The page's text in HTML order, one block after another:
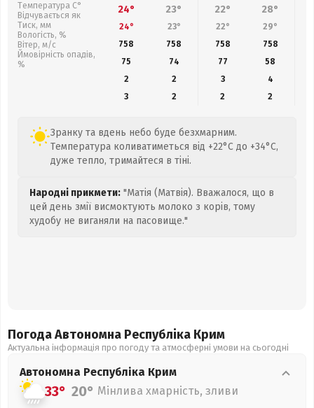
Температура С°
Відчувається як
Тиск, мм
Вологість, %
Вітер, м/с
Ймовірність опадів,
%
24° 23° 22° 28°
24° 23° 22° 29°
758
758 758 758
75
74 77 58
2
2 3
4
3
2 2 2
Зранку та вдень небо буде безхмарним.
Температура коливатиметься від +22°C до +34°C,
дуже тепло, тримайтеся в тіні.
Народні прикмети: "Матія (Матвія). Вважалося, що в
цей день змії висмоктують молоко з корів, тому
худобу не виганяли на пасовище."
Погода Автономна Республіка Крим
Актуальна інформація про погоду та атмосферні умови на сьогодні
Автономна Республіка Крим
33° 20° Мінлива хмарність, зливи